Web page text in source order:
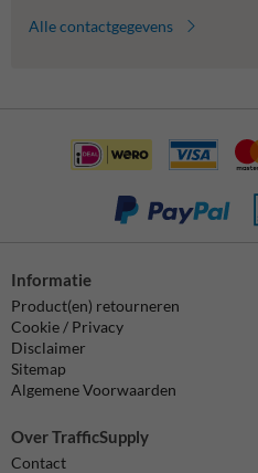
Alle contactgegevens
Informatie
Product(en) retourneren
Cookie / Privacy
Disclaimer
Sitemap
Algemene Voorwaarden
Over TrafficSupply
Contact